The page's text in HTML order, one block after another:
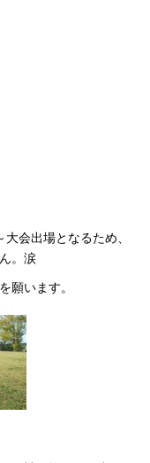
会出場となるため、
。涙
願います。